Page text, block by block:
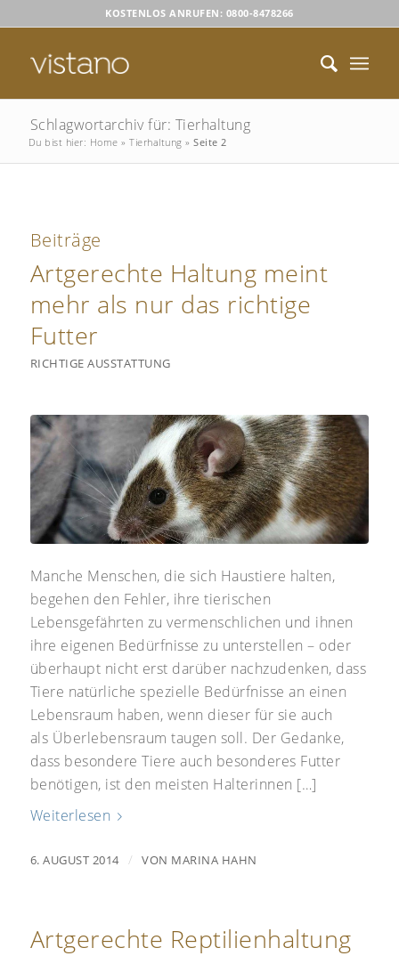
KOSTENLOS ANRUFEN: 0800-8478266
Schlagwortarchiv für: Tierhaltung
Du bist hier: Home »Tierhaltung »Seite 2
Beiträge
Artgerechte Haltung meint
mehr als nur das richtige
Futter
RICHTIGE AUSSTATTUNG
Manche Menschen, die sich Haustiere halten,
begehen den Fehler, ihre tierischen
Lebensgefährten zu vermenschlichen und ihnen
ihre eigenen Bedürfnisse zu unterstellen – oder
überhaupt nicht erst darüber nachzudenken, dass
Tiere natürliche spezielle Bedürfnisse an einen
Lebensraum haben, wenn dieser für sie auch
als Überlebensraum taugen soll. Der Gedanke,
dass besondere Tiere auch besonderes Futter
benötigen, ist den meisten Halterinnen […]
Weiterlesen
6. AUGUST 2014 / VON MARINA HAHN
Artgerechte Reptilienhaltung